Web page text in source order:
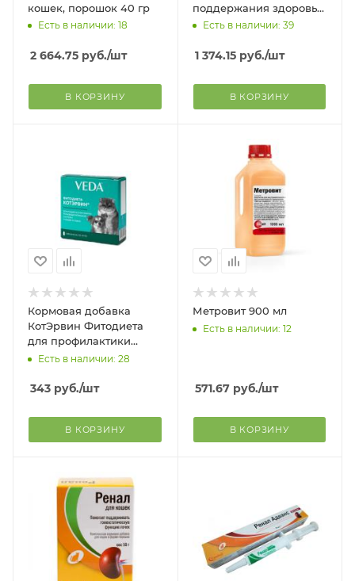
кошек, порошок 40 гр
Есть в наличии: 18
2 664.75 руб./шт
В КОРЗИНУ
поддержания здоровья
мочевыводящих путей у
Есть в наличии: 39
1 374.15руб./шт
В КОРЗИНУ
Кормовая добавка
КотЭрвин Фитодиета
для профилактики
мочекаменной болезни
по 10 мл
Есть в наличии: 28
343 руб./шт
В КОРЗИНУ
Метровит 900 мл
Есть в наличии: 12
571.67руб./шт
В КОРЗИНУ